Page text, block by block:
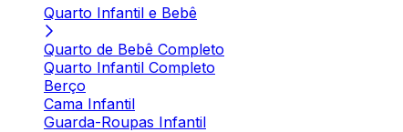
Quarto Infantil e Bebê
Quarto de Bebê Completo
Quarto Infantil Completo
Berço
Cama Infantil
Guarda-Roupas Infantil